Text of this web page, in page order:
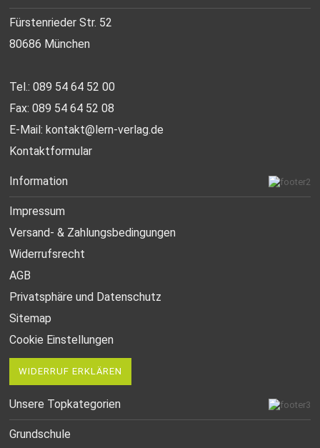
Fürstenrieder Str. 52
80686 München
Tel.: 089 54 64 52 00
Fax: 089 54 64 52 08
E-Mail:kontakt@lern-verlag.de
Kontaktformular
Information
Impressum
Versand- & Zahlungsbedingungen
Widerrufsrecht
AGB
Privatsphäre und Datenschutz
Sitemap
Cookie Einstellungen
WIDERRUF ERKLÄREN
Unsere Topkategorien
Grundschule